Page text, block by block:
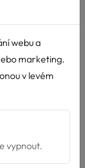
webu a
marketing.
v levém
vypnout.